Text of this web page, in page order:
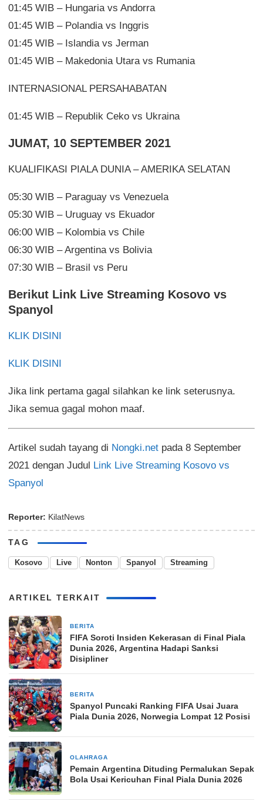
01:45 WIB – Hungaria vs Andorra
01:45 WIB – Polandia vs Inggris
01:45 WIB – Islandia vs Jerman
01:45 WIB – Makedonia Utara vs Rumania
INTERNASIONAL PERSAHABATAN
01:45 WIB – Republik Ceko vs Ukraina
JUMAT, 10 SEPTEMBER 2021
KUALIFIKASI PIALA DUNIA – AMERIKA SELATAN
05:30 WIB – Paraguay vs Venezuela
05:30 WIB – Uruguay vs Ekuador
06:00 WIB – Kolombia vs Chile
06:30 WIB – Argentina vs Bolivia
07:30 WIB – Brasil vs Peru
Berikut Link Live Streaming Kosovo vs
Spanyol
KLIK DISINI
KLIK DISINI
Jika link pertama gagal silahkan ke link seterusnya.
Jika semua gagal mohon maaf.
Artikel sudah tayang di Nongki.net pada 8 September
2021 dengan Judul Link Live Streaming Kosovo vs
Spanyol
Reporter: KilatNews
TAG
Kosovo Live Nonton Spanyol Streaming
ARTIKEL TERKAIT
BERITA
FIFA Soroti Insiden Kekerasan di Final Piala
Dunia 2026, Argentina Hadapi Sanksi
Disipliner
BERITA
Spanyol Puncaki Ranking FIFA Usai Juara
Piala Dunia 2026, Norwegia Lompat 12 Posisi
OLAHRAGA
Pemain Argentina Dituding Permalukan Sepak
Bola Usai Kericuhan Final Piala Dunia 2026